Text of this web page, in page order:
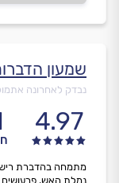
שמעון
נבדק לאחרונה
4.97
מתמחה בהדברת
נמלת האש, פרעושים